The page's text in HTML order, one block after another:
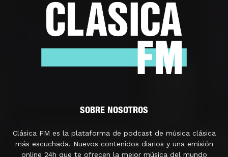
SOBRE NOSOTROS
Clásica FM es la plataforma de podcast de música clásica
más escuchada. Nuevos contenidos diarios y una emisión
online 24h que te ofrecen la mejor música del mundo